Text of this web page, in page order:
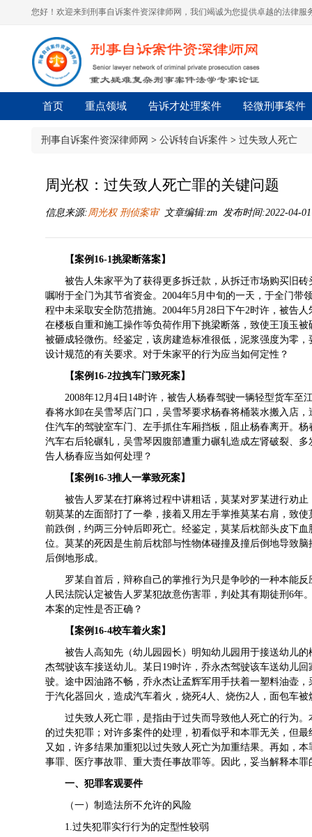
您好！欢迎来到刑事自诉案件资深律师网，我们竭诚为您提供卓越的法律服
首页 重点领域 告诉才处理案件 轻微刑事案件
刑事自诉案件资深律师网 > 公诉转自诉案件 > 过失致人死亡
周光权：过失致人死亡罪的关键问题
信息来源:周光权 刑侦案审文章编辑:zm 发布时间:2022-04-
【案例16-1挑梁断落案】
被告人朱家平为了获得更多拆迁款，从拆迁市场购买旧
嘱咐于全门为其节省资金。2004年5月中旬的一天，于全门
程中未采取安全防范措施。2004年5月28日下午2时许，被告
在楼板自重和施工操作等负荷作用下挑梁断落，致使王顶玉
被砸成轻微伤。经鉴定，该房建造标准很低，泥浆强度为零
设计规范的有关要求。对于朱家平的行为应当如何定性？
【案例16-2拉拽车门致死案】
2008年12月4日14时许，被告人杨春驾驶一辆轻型货车
春将水卸在吴雪琴店门口，吴雪琴要求杨春将桶装水搬入店
住汽车的驾驶室车门、左手抓住车厢挡板，阻止杨春离开。
汽车右后轮碾轧，吴雪琴因腹部遭重力碾轧造成左肾破裂、
告人杨春应当如何处理？
【案例16-3推人一掌致死案】
被告人罗某在打麻将过程中讲粗话，莫某对罗某进行劝
朝莫某的左面部打了一拳，接着又用左手掌推莫某右肩，致
前跌倒，约两三分钟后即死亡。经鉴定，莫某后枕部头皮下
位。莫某的死因是生前后枕部与性物体碰撞及撞后倒地导致
后倒地形成。
罗某自首后，辩称自己的掌推行为只是争吵的一种本能
人民法院认定被告人罗某犯故意伤害罪，判处其有期徒刑6
本案的定性是否正确？
【案例16-4校车着火案】
被告人高知先（幼儿园园长）明知幼儿园用于接送幼儿
杰驾驶该车接送幼儿。某日19时许，乔永杰驾驶该车送幼儿
驶。途中因油路不畅，乔永杰让孟辉军用手扶着一塑料油壶
于汽化器回火，造成汽车着火，烧死4人、烧伤2人，面包车
过失致人死亡罪，是指由于过失而导致他人死亡的行为
的过失犯罪；对许多案件的处理，初看似乎和本罪无关，但
又如，许多结果加重犯以过失致人死亡为加重结果。再如，
事罪、医疗事故罪、重大责任事故罪等。因此，妥当解释本
一、犯罪客观要件
（一）制造法所不允许的风险
1.过失犯罪实行行为的定型性较弱